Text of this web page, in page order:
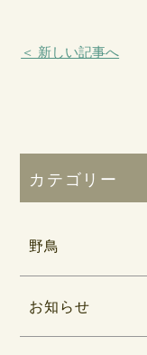
＜ 新しい記事へ
カテゴリー
野鳥
お知らせ